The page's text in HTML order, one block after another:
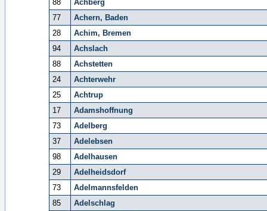
88
Achberg
77
Achern, Baden
28
Achim, Bremen
94
Achslach
88
Achstetten
24
Achterwehr
25
Achtrup
17
Adamshoffnung
73
Adelberg
37
Adelebsen
98
Adelhausen
29
Adelheidsdorf
73
Adelmannsfelden
85
Adelschlag